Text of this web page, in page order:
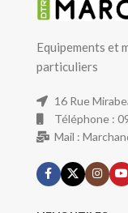
Equipements et
particuliers
16 Rue
Téléphone :
Mail :